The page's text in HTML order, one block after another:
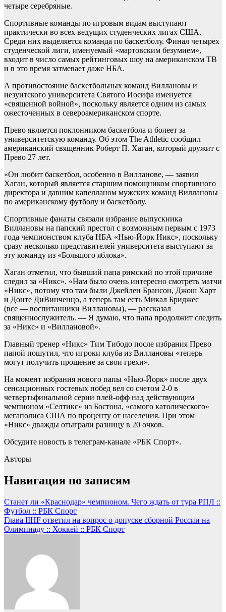
четыре серебряные.
Спортивные команды по игровым видам выступают
практически во всех ведущих студенческих лигах США.
Среди них выделяется команда по баскетболу. Финал четырех
студенческой лиги, именуемый «мартовским безумием»,
входит в число самых рейтинговых шоу на американском ТВ
и в это время затмевает даже НБА.
А противостояние баскетбольных команд Виллановы и
иезуитского университета Святого Иосифа именуется
«священной войной», поскольку является одним из самых
ожесточенных в североамериканском спорте.
Прево является поклонником баскетбола и болеет за
университетскую команду. Об этом The Athletic сообщил
американский священник Роберт П. Хаган, который дружит с
Прево 27 лет.
«Он любит баскетбол, особенно в Вилланове, — заявил
Хаган, который является старшим помощником спортивного
директора и давним капелланом мужских команд Виллановы
по американскому футболу и баскетболу.
Спортивные фанаты связали избрание выпускника
Виллановы на папский престол с возможным первым с 1973
года чемпионством клуба НБА «Нью-Йорк Никс», поскольку
сразу несколько представителей университета выступают за
эту команду из «Большого яблока».
Хаган отметил, что бывший папа римский по этой причине
следил за «Никс». «Нам было очень интересно смотреть матчи
«Никс», потому что там были Джейлен Брансон, Джош Харт
и Донте ДиВинченцо, а теперь там есть Микал Бриджес
(все — воспитанники Виллановы), — рассказал
священнослужитель. — Я думаю, что папа продолжит следить
за «Никс» и «Виллановой».
Главный тренер «Никс» Тим Тибодо после избрания Прево
папой пошутил, что игроки клуба из Виллановы «теперь
могут получить прощение за свои грехи».
На момент избрания нового папы «Нью-Йорк» после двух
сенсационных гостевых побед вел со счетом 2-0 в
четвертьфинальной серии плей-офф над действующим
чемпионом «Селтикс» из Бостона, «самого католического»
мегаполиса США по проценту от населения. При этом
«Никс» дважды отыграли разницу в 20 очков.
Обсудите новость в телеграм-канале «РБК Спорт».
Авторы
Навигация по записям
Станет ли «Краснодар» чемпионом. Чего ждать от тура РПЛ ::
Футбол :: РБК Спорт
Глава IIHF ответил на вопрос о допуске сборной России на
Олимпиаду :: Хоккей :: РБК Спорт